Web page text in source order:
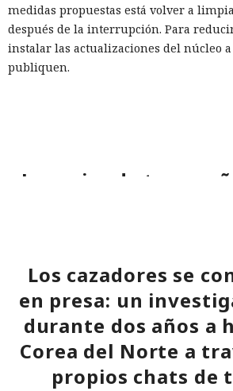
medidas propuestas está volver a
después de la interrupción. Para
instalar las actualizaciones del núcleo
publiquen.
La mujer de tus
12:16 / 09.08.2026
Por $3.000 al mes, estafadores
plataforma "llave en mano" para estafar
Los cazadores se
en presa: un
durante dos años a
Corea del Norte a
propios chats de